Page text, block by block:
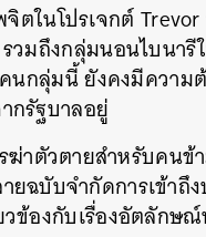
ตในโปรเจกต์
วมถึงกลุ่มนอนไบนา
นกลุ่มนี้ ยังคงมีความ
กรัฐบาลอยู่
ฆ่าตัวตายสำหรับคน
ยฉบับจำกัดการเข้า
ข้องกับเรื่องอัตลักษณ์